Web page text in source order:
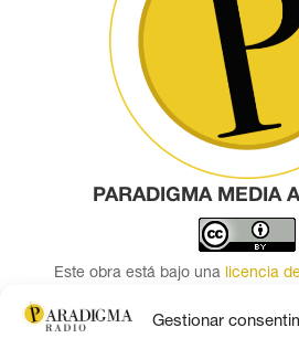
Gestionar
PARADIGMA MEDIA
Este obra está bajo una licencia